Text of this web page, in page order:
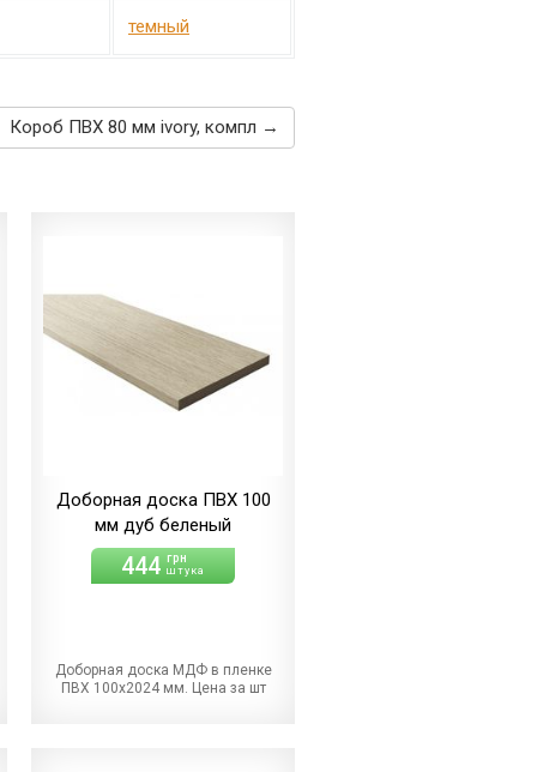
темный
Короб ПВХ 80 мм ivory, компл →
Доборная доска ПВХ 100
мм дуб беленый
444 грн
штука
Доборная доска МДФ в пленке
ПВХ 100х2024 мм. Цена за шт